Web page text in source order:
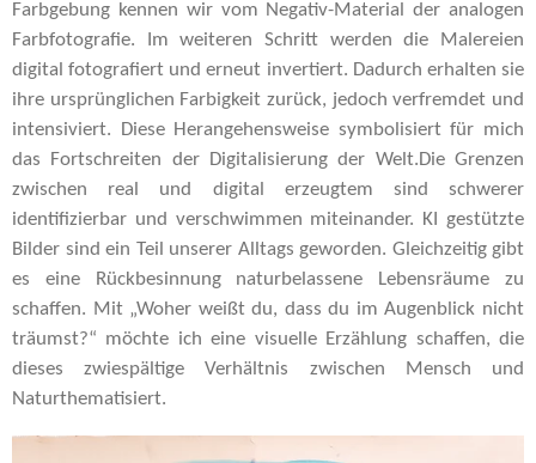
Farbgebung kennen wir vom Negativ-Material der analogen
Farbfotografie. Im weiteren Schritt werden die Malereien
digital fotografiert und erneut invertiert. Dadurch erhalten sie
ihre ursprünglichen Farbigkeit zurück, jedoch verfremdet und
intensiviert. DieseHerangehensweise symbolisiert für mich
das Fortschreiten der Digitalisierung der Welt.Die Grenzen
zwischen real und digital erzeugtem sind schwerer
identifizierbar und verschwimmen miteinander. KI gestützte
Bilder sind ein Teil unserer Alltags geworden. Gleichzeitig gibt
es eine Rückbesinnung naturbelassene Lebensräume zu
schaffen. Mit „Woher weißt du, dass du im Augenblick nicht
träumst?“ möchte ich eine visuelle Erzählung schaffen, die
dieseszwiespältige Verhältnis zwischen Mensch und
Naturthematisiert.